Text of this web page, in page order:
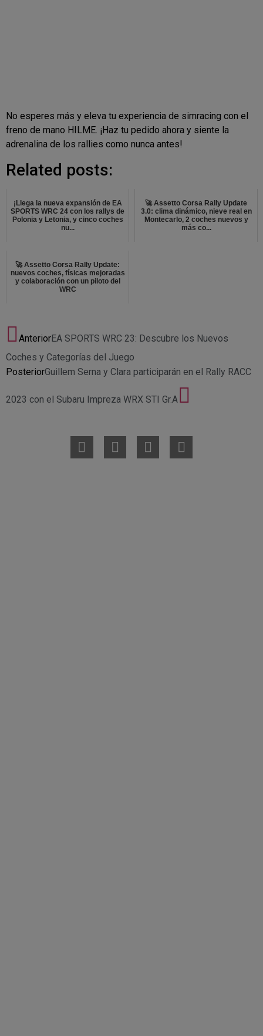
No esperes más y eleva tu experiencia de simracing con el
freno de mano HILME. ¡Haz tu pedido ahora y siente la
adrenalina de los rallies como nunca antes!
Related posts:
¡Llega la nueva expansión de EA
SPORTS WRC 24 con los rallys de
Polonia y Letonia, y cinco coches
nu...
🚀 Assetto Corsa Rally Update
3.0: clima dinámico, nieve real en
Montecarlo, 2 coches nuevos y
más co...
🚀 Assetto Corsa Rally Update:
nuevos coches, físicas mejoradas
y colaboración con un piloto del
WRC
AnteriorEA SPORTS WRC 23: Descubre los Nuevos
Coches y Categorías del Juego
PosteriorGuillem Serna y Clara participarán en el Rally RACC
2023 con el Subaru Impreza WRX STI Gr.A